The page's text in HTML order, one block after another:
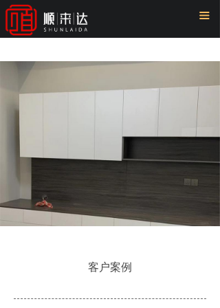
끀
首页
产品中心
客户案例
新闻中心
联系我们
客户案例